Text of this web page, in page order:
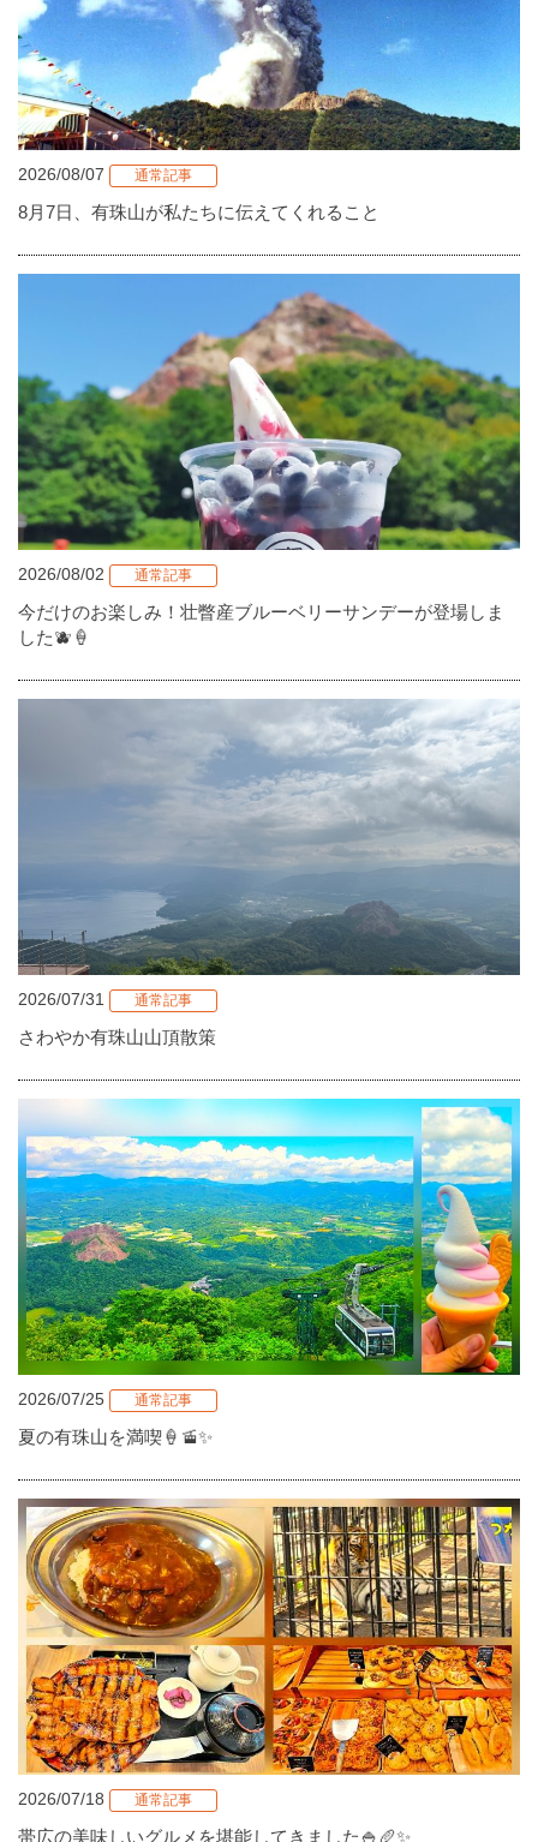
2026/08/07 通常記事
8月7日、有珠山が私たちに伝えてくれること
2026/08/02 通常記事
今だけのお楽しみ！壮瞥産ブルーベリーサンデーが登場しま
した🫐🍦
2026/07/31 通常記事
さわやか有珠山山頂散策
2026/07/25 通常記事
夏の有珠山を満喫🍦🚡✨
2026/07/18 通常記事
帯広の美味しいグルメを堪能してきました🍚🥖✨